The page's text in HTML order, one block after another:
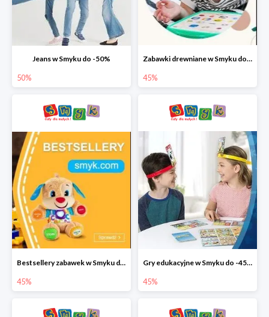
Jeans w Smyku do -50%
50%
Zabawki drewniane w Smyku do -45%
45%
Bestsellery zabawek w Smyku do -45%
45%
Gry edukacyjne w Smyku do -45%
45%